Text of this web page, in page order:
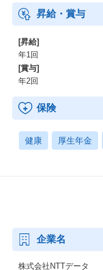
金、確定拠出年金）、
昇給・賞与
[昇給]
年1回
[賞与]
年2回
保険
健康 厚生年金
企業名
株式会社NTTデータ